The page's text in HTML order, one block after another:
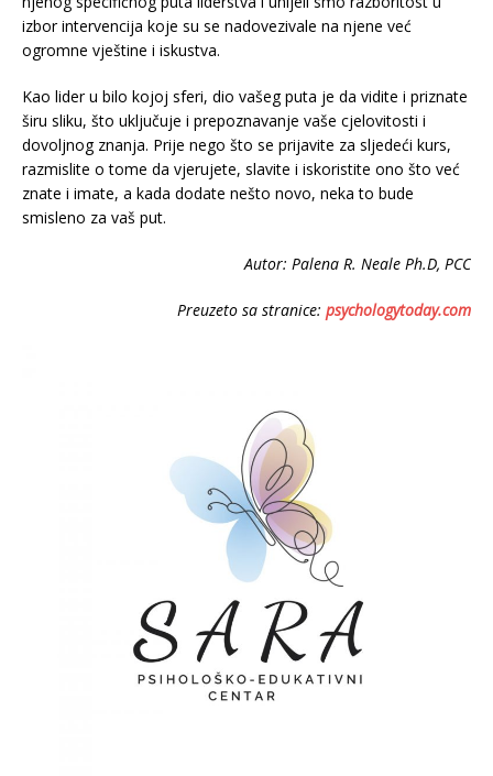
izbor intervencija koje su se nadovezivale na njene već
ogromne vještine i iskustva.
Kao lider u bilo kojoj sferi, dio vašeg puta je da vidite i priznate
širu sliku, što uključuje i prepoznavanje vaše cjelovitosti i
dovoljnog znanja. Prije nego što se prijavite za sljedeći kurs,
razmislite o tome da vjerujete, slavite i iskoristite ono što već
znate i imate, a kada dodate nešto novo, neka to bude
smisleno za vaš put.
Autor: Palena R. Neale Ph.D, PCC
Preuzeto sa stranice: psychologytoday.com